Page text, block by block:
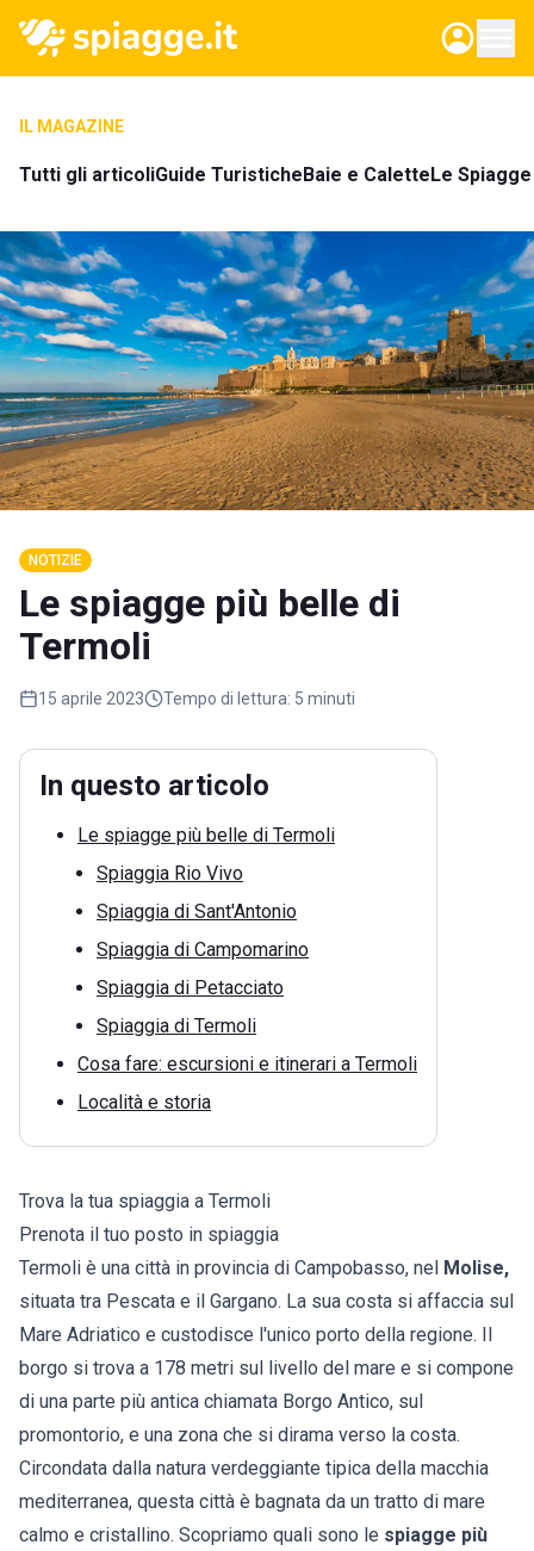
IL MAGAZINE
Tutti gli articoliGuide TuristicheBaie e CaletteLe
NOTIZIE
Le spiagge più belle di
Termoli
15 aprile 2023 Tempo di lettura: 5 minuti
In questo articolo
Le spiagge più belle di Termoli
Spiaggia Rio Vivo
Spiaggia di Sant'Antonio
Spiaggia di Campomarino
Spiaggia di Petacciato
Spiaggia di Termoli
Cosa fare: escursioni e itinerari a Termoli
Località e storia
Trova la tua spiaggia a Termoli
Prenota il tuo posto in spiaggia
Termoli è una città in provincia di Campobasso, nel
Molise,
situata tra Pescata e il Gargano. La sua costa si affaccia sul
Mare Adriatico e custodisce l'unico porto della regione. Il
borgo si trova a 178 metri sul livello del mare e si compone
di una parte più antica chiamata Borgo Antico, sul
promontorio, e una zona che si dirama verso la costa.
Circondata dalla natura verdeggiante tipica della macchia
mediterranea, questa città è bagnata da un tratto di mare
calmo e cristallino. Scopriamo quali sono le spiagge più